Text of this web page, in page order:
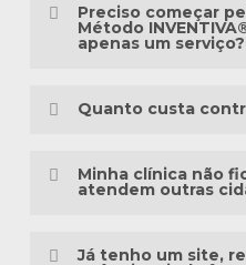
mais do que
paciente, as
como as pessoas
Preciso começar
Método
apenas um serviço?
diferente da sua
precisam estruturar
ou campanhas em
Quanto custa
padronizados,
Minha clínica não
atendem outras
Já tenho um site,